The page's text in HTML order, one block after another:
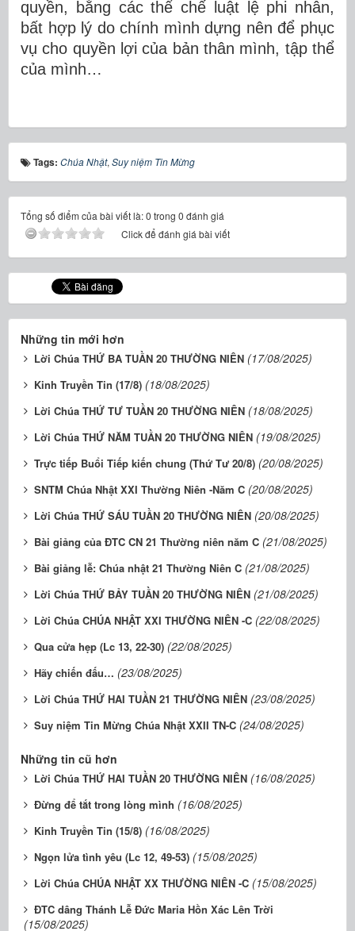
quyền, bằng các thể chế luật lệ phi nhân,
bất hợp lý do chính mình dựng nên để phục
vụ cho quyền lợi của bản thân mình, tập thể
của mình…
Tags: Chúa Nhật, Suy niệm Tin Mừng
Tổng số điểm của bài viết là: 0 trong 0 đánh giá
Click để đánh giá bài viết
Những tin mới hơn
Lời Chúa THỨ BA TUẦN 20 THƯỜNG NIÊN (17/08/2025)
Kinh Truyền Tin (17/8) (18/08/2025)
Lời Chúa THỨ TƯ TUẦN 20 THƯỜNG NIÊN (18/08/2025)
Lời Chúa THỨ NĂM TUẦN 20 THƯỜNG NIÊN (19/08/2025)
Trực tiếp Buổi Tiếp kiến chung (Thứ Tư 20/8) (20/08/2025)
SNTM Chúa Nhật XXI Thường Niên -Năm C (20/08/2025)
Lời Chúa THỨ SÁU TUẦN 20 THƯỜNG NIÊN (20/08/2025)
Bài giảng của ĐTC CN 21 Thường niên năm C (21/08/2025)
Bài giảng lễ: Chúa nhật 21 Thường Niên C (21/08/2025)
Lời Chúa THỨ BẢY TUẦN 20 THƯỜNG NIÊN (21/08/2025)
Lời Chúa CHÚA NHẬT XXI THƯỜNG NIÊN -C (22/08/2025)
Qua cửa hẹp (Lc 13, 22-30) (22/08/2025)
Hãy chiến đấu… (23/08/2025)
Lời Chúa THỨ HAI TUẦN 21 THƯỜNG NIÊN (23/08/2025)
Suy niệm Tin Mừng Chúa Nhật XXII TN-C (24/08/2025)
Những tin cũ hơn
Lời Chúa THỨ HAI TUẦN 20 THƯỜNG NIÊN (16/08/2025)
Đừng để tắt trong lòng mình (16/08/2025)
Kinh Truyền Tin (15/8) (16/08/2025)
Ngọn lửa tình yêu (Lc 12, 49-53) (15/08/2025)
Lời Chúa CHÚA NHẬT XX THƯỜNG NIÊN -C (15/08/2025)
ĐTC dâng Thánh Lễ Đức Maria Hồn Xác Lên Trời
(15/08/2025)